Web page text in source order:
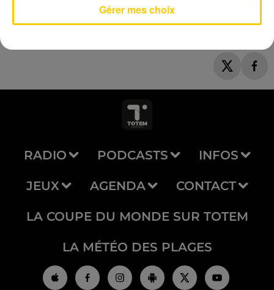
RADIO PODCASTS INFOS
JEUX AGENDA CONTACT
LA COUPE DU MONDE SUR TOTEM
LA MÉTÉO DES PLAGES
Gérer mes choix